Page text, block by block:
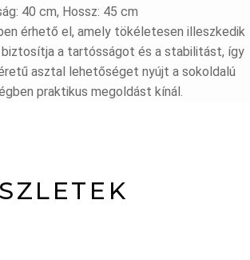
40 cm, Hossz: 45 cm
érhető el, amely tökéletesen illeszkedik
a tartósságot és a stabilitást, így
asztal lehetőséget nyújt a sokoldalú
praktikus megoldást kínál.